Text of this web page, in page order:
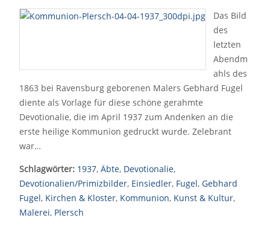
Das Bild
des
letzten
Abendm
ahls des
1863 bei Ravensburg geborenen Malers Gebhard Fugel
diente als Vorlage für diese schöne gerahmte
Devotionalie, die im April 1937 zum Andenken an die
erste heilige Kommunion gedruckt wurde. Zelebrant
war…
Schlagwörter: 1937, Äbte, Devotionalie,
Devotionalien/Primizbilder, Einsiedler, Fugel, Gebhard
Fugel, Kirchen & Kloster, Kommunion, Kunst & Kultur,
Malerei, Plersch